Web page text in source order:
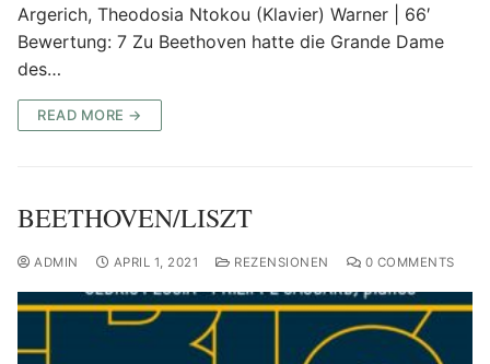
Argerich, Theodosia Ntokou (Klavier) Warner | 66′
Bewertung: 7 Zu Beethoven hatte die Grande Dame
des…
READ MORE →
BEETHOVEN/LISZT
ADMIN APRIL 1, 2021 REZENSIONEN 0 COMMENTS